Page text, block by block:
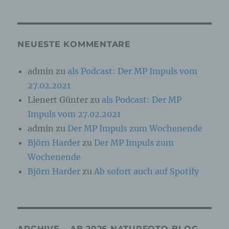
NEUESTE KOMMENTARE
admin zu als Podcast: Der MP Impuls vom
27.02.2021
Lienert Günter zu als Podcast: Der MP
Impuls vom 27.02.2021
admin zu Der MP Impuls zum Wochenende
Björn Harder zu Der MP Impuls zum
Wochenende
Björn Harder zuAb sofort auch auf Spotify
physischen, physiologischen, genetischen,
sozialen Identität dieser natürlichen Person
b) betroffene Person
Betroffene Person ist jede identifizierte oder
identifizierbare natürliche Person, deren
personenbezogene Daten von dem für die
werden.
c) Verarbeitung
automatisierter Verfahren ausgeführte Vorgang